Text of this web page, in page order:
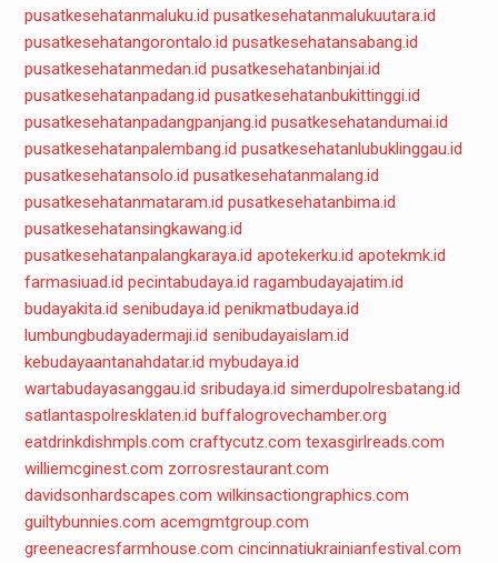
pusatkesehatanmaluku.id pusatkesehatanmalukuutara.id
pusatkesehatangorontalo.id pusatkesehatansabang.id
pusatkesehatanmedan.id pusatkesehatanbinjai.id
pusatkesehatanpadang.id pusatkesehatanbukittinggi.id
pusatkesehatanpadangpanjang.id pusatkesehatandumai.id
pusatkesehatanpalembang.id pusatkesehatanlubuklinggau.id
pusatkesehatansolo.id pusatkesehatanmalang.id
pusatkesehatanmataram.id pusatkesehatanbima.id
pusatkesehatansingkawang.id
pusatkesehatanpalangkaraya.id apotekerku.id apotekmk.id
farmasiuad.id pecintabudaya.id ragambudayajatim.id
budayakita.id senibudaya.id penikmatbudaya.id
lumbungbudayadermaji.id senibudayaislam.id
kebudayaantanahdatar.id mybudaya.id
wartabudayasanggau.id sribudaya.id simerdupolresbatang.id
satlantaspolresklaten.id buffalogrovechamber.org
eatdrinkdishmpls.com craftycutz.com texasgirlreads.com
williemcginest.com zorrosrestaurant.com
davidsonhardscapes.com wilkinsactiongraphics.com
guiltybunnies.com acemgmtgroup.com
greeneacresfarmhouse.com cincinnatiukrainianfestival.com